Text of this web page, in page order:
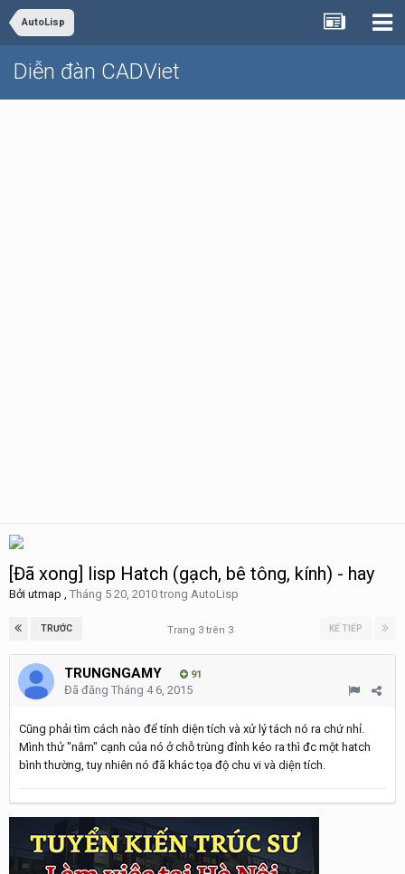
AutoLisp
Diễn đàn CADViet
[Đã xong] lisp Hatch (gạch, bê tông, kính) - hay
Bởi utmap , Tháng 5 20, 2010trong AutoLisp
TRƯỚC KẾ TIẾP
Trang 3 trên 3
TRUNGNGAMY 91
Đã đăng Tháng 4 6, 2015
Cũng phải tìm cách nào để tính diện tích và xử lý tách nó ra chứ nhỉ.
Mình thử "nắm" cạnh của nó ở chỗ trùng đỉnh kéo ra thì đc một hatch
bình thường, tuy nhiên nó đã khác tọa độ chu vi và diện tích.